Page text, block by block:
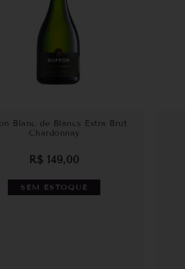
Blanc de Blancs Extra Brut
Chardonnay
R$ 149,00
SEM ESTOQUE